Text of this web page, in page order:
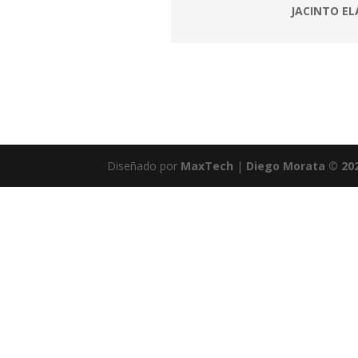
JACINTO
Diseñado por MaxTech | Diego Morata ©